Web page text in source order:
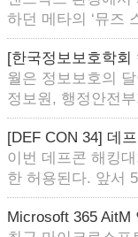
하던 메타의 ‘뮤즈
[한국정보보호학
월은 정보보호의
정보원, 행정안전
[DEF CON 34] 데
이번 데프콘 해킹
한 허용된다. 앞서
Microsoft 365 AitM